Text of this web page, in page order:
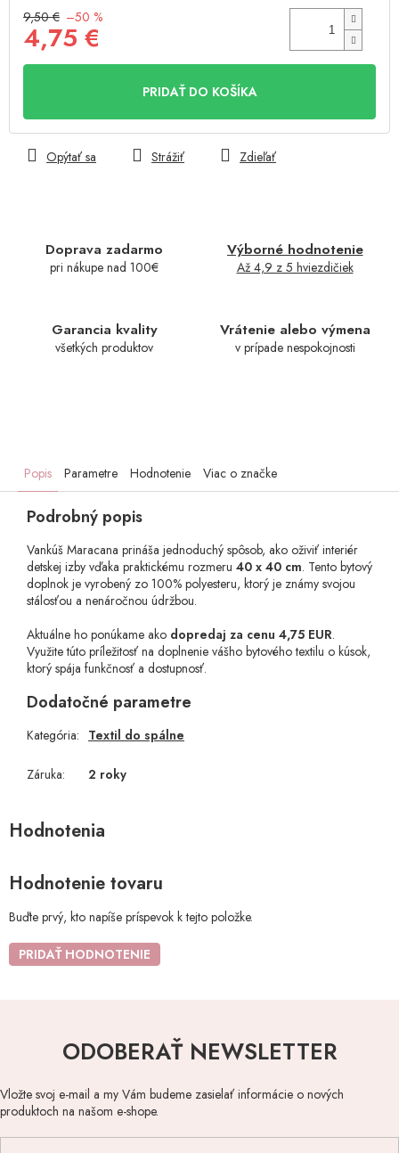
9,50 € –50 %
4,75 €
Jednotková
PRIDAŤ DO KOŠÍKA
Doprava zadarmo
pri nákupe nad 100€
Výborné hodnotenie
Až 4,9 z 5 hviezdičiek
Garancia kvality
všetkých produktov
Vrátenie alebo výmena
v prípade nespokojnosti
Opýtať sa Strážiť Zdieľať
Popis Parametre Hodnotenie Viac o značke
Podrobný popis
Vankúš Maracana prináša jednoduchý spôsob, ako oživiť interiér
detskej izby vďaka praktickému rozmeru 40 x 40 cm. Tento bytový
doplnok je vyrobený zo 100% polyesteru, ktorý je známy svojou
stálosťou a nenáročnou údržbou.
Aktuálne ho ponúkame ako dopredaj za cenu 4,75 EUR.
Využite túto príležitosť na doplnenie vášho bytového textilu o kúsok,
ktorý spája funkčnosť a dostupnosť.
Dodatočné parametre
Kategória: Textil do spálne
Záruka: 2 roky
Hodnotenie tovaru
Buďte prvý, kto napíše príspevok k tejto položke.
PRIDAŤ HODNOTENIE
ODOBERAŤ NEWSLETTER
Vložte svoj e-mail a my Vám budeme zasielať informácie o nových
produktoch na našom e-shope.